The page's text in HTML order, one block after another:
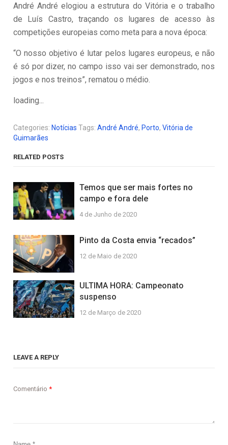
André André elogiou a estrutura do Vitória e o trabalho
de Luís Castro, traçando os lugares de acesso às
competições europeias como meta para a nova época:
“O nosso objetivo é lutar pelos lugares europeus, e não
é só por dizer, no campo isso vai ser demonstrado, nos
jogos e nos treinos”, rematou o médio.
loading...
Categories: Notícias Tags:André André, Porto,Vitória de
Guimarães
RELATED POSTS
Temos que ser mais fortes no
campo e fora dele
4 de Junho de 2020
Pinto da Costa envia “recados”
12 de Maio de 2020
ULTIMA HORA: Campeonato
suspenso
12 de Março de 2020
LEAVE A REPLY
Comentário*